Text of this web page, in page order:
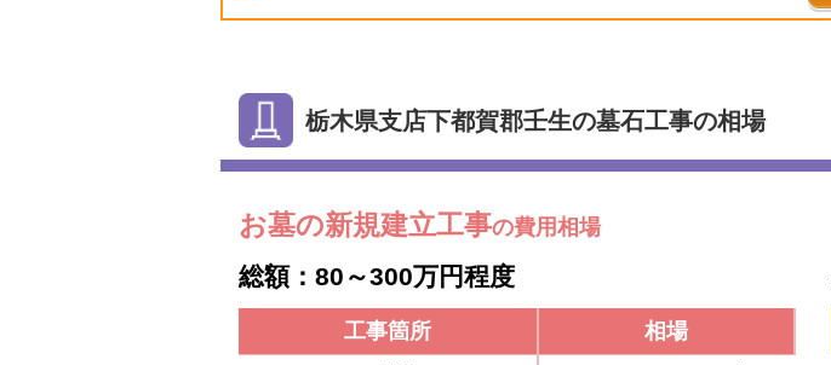
栃木県支店下都賀郡壬生の墓石工事の相場
お墓の新規建立工事の費用相場
総額：80～300万円程度
工事箇所
相場